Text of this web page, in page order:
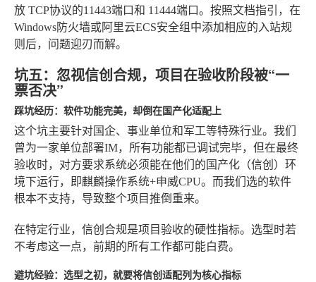
放 TCP协议的11443端口和 11444端口。按照文档指引，在
Windows防火墙或阿里云ECS安全组中添加相应的入站规
则后，问题迎刃而解。
坑五：忽视信创合规，项目在验收阶段被“一
票否决”
踩坑经历：软件功能完美，却倒在国产化适配上
这个坑主要针对国企、事业单位和军工等特殊行业。我们
曾为一家单位部署IM，所有功能都已调试完毕，但在最终
验收时，对方要求系统必须能在他们的国产化（信创）环
境下运行，即麒麟操作系统+申威CPU。而我们选的软件
根本不支持，导致整个项目推倒重来。
在特定行业，信创合规是项目验收的硬性指标。选型时若
不考虑这一点，前期的所有工作都可能白费。
避坑经验：选型之初，就要将信创适配列为核心指标